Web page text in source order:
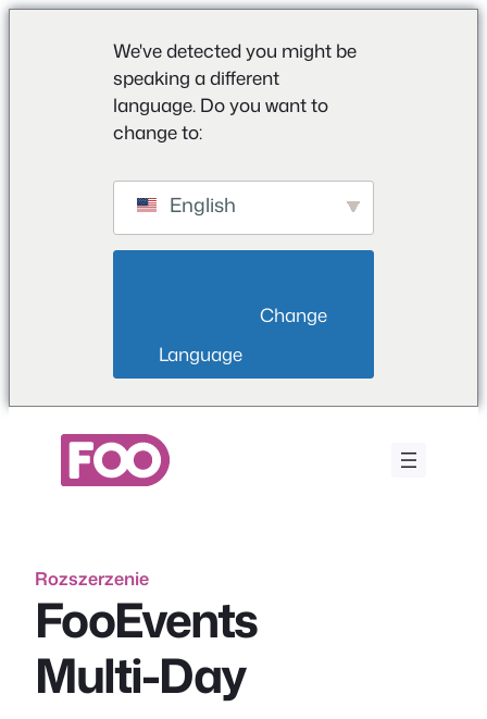
We've detected you might be
speaking a different
language. Do you want to
change to:
English
Language
Rozszerzenie
FooEvents
Multi-Day